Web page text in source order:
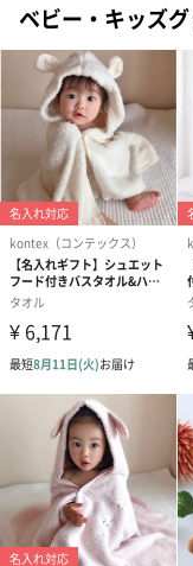
自然のお花で作ったド
梱します。
一部花材が写真と異
い。パッケージに入れ
プリザーブドフラワー
ブーケ（ピンク）
（2,580円）
紅茶・コーヒー・
紅茶・コーヒー・スイ
への＋αにおすすめで
ベビー・キッズ